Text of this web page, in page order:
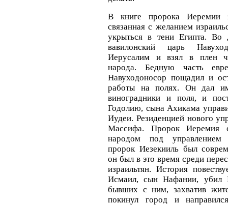
В книге пророка Иеремии
связанная с желанием
укрыться в тени Египта. Во
вавилонский царь
Иерусалим и взял в плен
народа. Бедную часть
Навуходоносор пощадил и
работы на полях. Он дал
виноградники и поля, и
Годолию, сына Ахикама
Иудеи. Резиденцией нового
Массифа. Пророк Иеремия
народом под управлением
пророк Иезекииль был
он был в это время среди
израильтян. История
Исмаил, сын Нафании, убил
бывших с ним, захватив
покинул город и